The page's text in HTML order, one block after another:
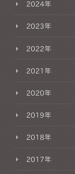
2024年
2023年
2022年
2021年
2020年
2019年
2018年
2017年